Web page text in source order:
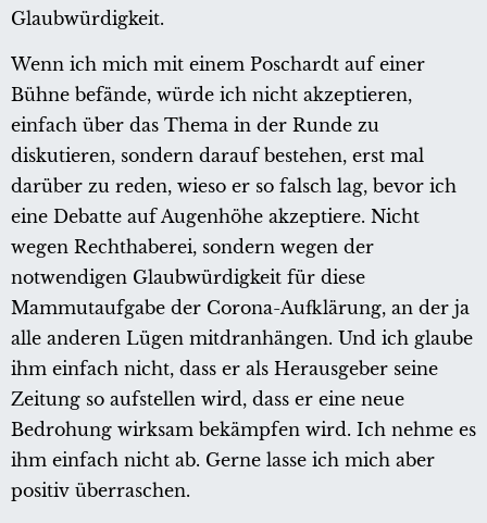
Glaubwürdigkeit.
Wenn ich mich mit einem Poschardt auf einer
Bühne befände, würde ich nicht akzeptieren,
einfach über das Thema in der Runde zu
diskutieren, sondern darauf bestehen, erst mal
darüber zu reden, wieso er so falsch lag, bevor ich
eine Debatte auf Augenhöhe akzeptiere. Nicht
wegen Rechthaberei, sondern wegen der
notwendigen Glaubwürdigkeit für diese
Mammutaufgabe der Corona-Aufklärung, an der ja
alle anderen Lügen mitdranhängen. Und ich glaube
ihm einfach nicht, dass er als Herausgeber seine
Zeitung so aufstellen wird, dass er eine neue
Bedrohung wirksam bekämpfen wird. Ich nehme es
ihm einfach nicht ab. Gerne lasse ich mich aber
positiv überraschen.